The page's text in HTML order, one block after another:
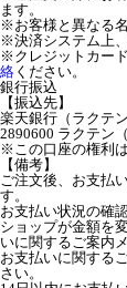
ます。
※お客様と異なる
※決済システム上
※クレジットカー
絡 ください。
銀行振込
【振込先】
楽天銀行（ラクテ
2890600 ラクテン
※この口座の権利
【備考】
ご注文後、お支払
す。
お支払い状況の確
ショップが金額を
いに関するご案内
お支払いに関する
さい。